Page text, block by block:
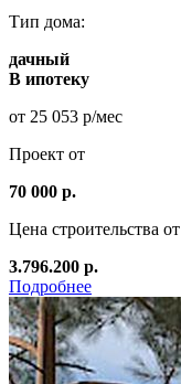
Тип дома:
дачный
В ипотеку
от 25 053 р/мес
Проект от
70 000 р.
Цена строительства от
3.796.200 р.
Подробнее